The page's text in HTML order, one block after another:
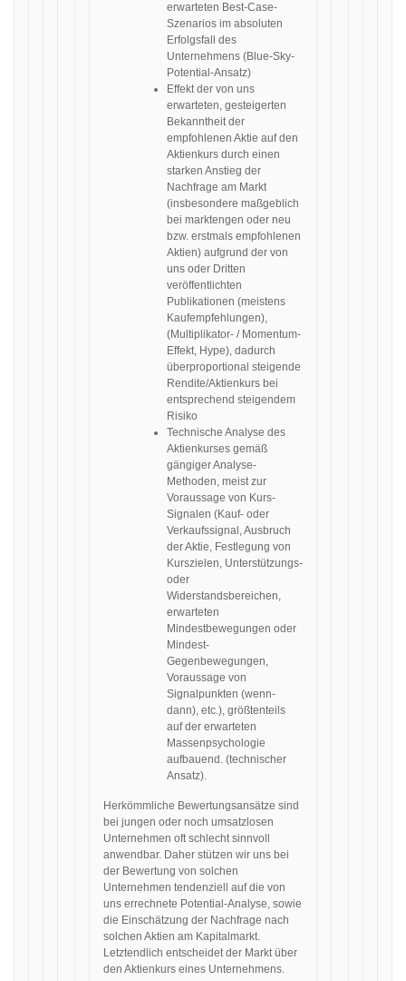
erwarteten Best-Case-
Szenarios im absoluten
Erfolgsfall des
Unternehmens (Blue-Sky-
Potential-Ansatz)
Effekt der von uns
erwarteten, gesteigerten
Bekanntheit der
empfohlenen Aktie auf den
Aktienkurs durch einen
starken Anstieg der
Nachfrage am Markt
(insbesondere maßgeblich
bei marktengen oder neu
bzw. erstmals empfohlenen
Aktien) aufgrund der von
uns oder Dritten
veröffentlichten
Publikationen (meistens
Kaufempfehlungen),
(Multiplikator- / Momentum-
Effekt, Hype), dadurch
überproportional steigende
Rendite/Aktienkurs bei
entsprechend steigendem
Risiko
Technische Analyse des
Aktienkurses gemäß
gängiger Analyse-
Methoden, meist zur
Voraussage von Kurs-
Signalen (Kauf- oder
Verkaufssignal, Ausbruch
der Aktie, Festlegung von
Kurszielen, Unterstützungs-
oder
Widerstandsbereichen,
erwarteten
Mindestbewegungen oder
Mindest-
Gegenbewegungen,
Voraussage von
Signalpunkten (wenn-
dann), etc.), größtenteils
auf der erwarteten
Massenpsychologie
aufbauend. (technischer
Ansatz).
Herkömmliche Bewertungsansätze sind
bei jungen oder noch umsatzlosen
Unternehmen oft schlecht sinnvoll
anwendbar. Daher stützen wir uns bei
der Bewertung von solchen
Unternehmen tendenziell auf die von
uns errechnete Potential-Analyse, sowie
die Einschätzung der Nachfrage nach
solchen Aktien am Kapitalmarkt.
Letztendlich entscheidet der Markt über
den Aktienkurs eines Unternehmens.